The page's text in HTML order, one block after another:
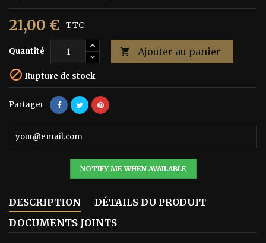
21,00 € TTC
Quantité  Ajouter au panier
 Rupture de stock
Partager
NOTIFY ME WHEN AVAILABLE
DESCRIPTION
DÉTAILS DU PRODUIT
DOCUMENTS JOINTS